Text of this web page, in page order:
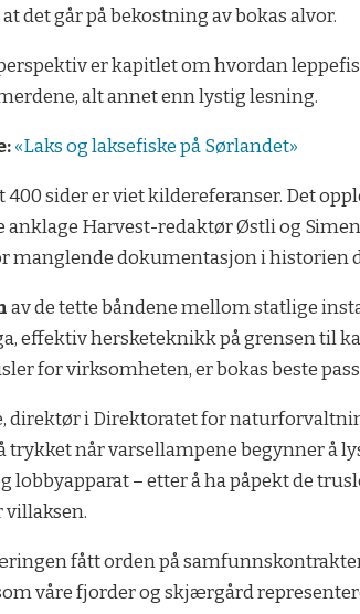
det går på bekostning av bokas alvor.
er kapitlet om hvordan
alt annet enn lystig lesning.
«Laks og laksefiske på Sørlandet»
400 sider er viet kildereferanser. Det
anklage Harvest-redaktør Østli og
manglende dokumentasjon i historien
av de tette båndene mellom statlige
effektiv hersketeknikk på grensen til
for virksomheten, er bokas beste
direktør i Direktoratet for
trykket når varsellampene begynner å
lobbyapparat – etter å ha påpekt de
villaksen.
fått orden på
våre fjorder og skjærgård